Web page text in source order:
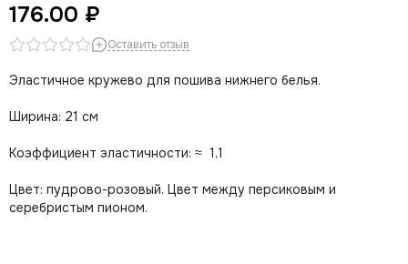
176.00 ₽
Оставить отзыв
Эластичное кружево для пошива нижнего белья.
Ширина: 21 см
Коэффициент эластичности: ≈ 1,1
Цвет: пудрово-розовый. Цвет между персиковым и
серебристым пионом.